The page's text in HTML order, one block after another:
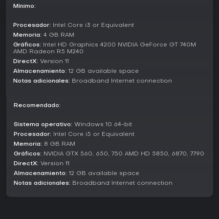
secuestrar vehículos o usar cobertura, y un límite de
capture bases adicionales.
El juego ofrece varias formas de disfrutar de sus elementos
estratégicos, desde experiencias narrativas hasta
enfrentamientos competitivos.
defender posiciones, explorar reliquias o evacuar
Multijugador: Batallas en línea que admiten
Modo Campaña Cooperativa: Únete a otro jugador en
línea para completar la campaña juntos.
Escaramuza: Practica contra la IA en enfrentamientos
1v1, 2v2 o 3v3, con el modo Estándar para construir
Mínimo:
Procesador: Intel Core i3 or Equivalent
Memoria: 4 GB RAM
Gráficos: Intel HD Graphics 4200 NVIDIA GeForce GT 740M
AMD Radeon R5 M240
DirectX: Version 11
Almacenamiento: 12 GB available space
Notas adicionales: Broadband Internet connection
Recomendado:
Sistema operativo: Windows 10 64-bit
Procesador: Intel Core i5 or Equivalent
Memoria: 8 GB RAM
Gráficos: NVIDIA GTX 560, 650, 750 AMD HD 5850, 6870, 7790
DirectX: Version 11
Almacenamiento: 12 GB available space
Notas adicionales: Broadband Internet connection